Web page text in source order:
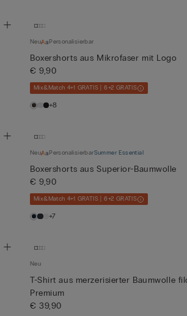
Neu Personalisierbar
Boxershorts aus Mikrofaser mit Logo
€ 9,90
Mix&Match 4+1 GRATIS | 6+2 GRATIS
+8
Neu PersonalisierbarSummer Essential
Boxershorts aus Superior-Baumwolle
€ 9,90
Mix&Match 4+1 GRATIS | 6+2 GRATIS
+7
Neu
T-Shirt aus merzerisierter Baumwolle
Premium
€ 39,90